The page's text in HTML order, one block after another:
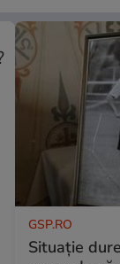
GSP.RO
Situație